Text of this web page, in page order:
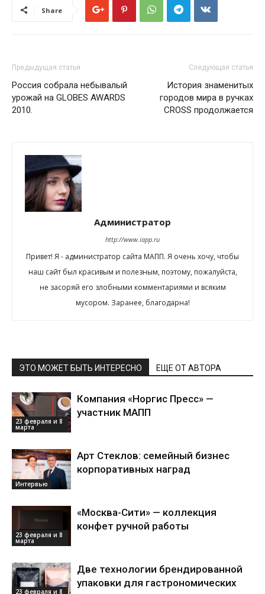
Share
Предыдущая статья
Россия собрала небывалый
урожай на GLOBES AWARDS
2010.
Следующая статья
История знаменитых
городов мира в ручках
CROSS продолжается
Администратор
http://www.iapp.ru
Привет! Я - администратор сайта МАПП. Я очень хочу, чтобы
наш сайт был красивым и полезным, поэтому, пожалуйста,
не засоряй его злобными комментариями и всяким
мусором. Заранее, благодарна!
ЭТО МОЖЕТ БЫТЬ ИНТЕРЕСНО ЕЩЕ ОТ АВТОРА
23 февраля и 8
марта
Компания «Норгис Пресс» —
участник МАПП
Интервью
Арт Стеклов: семейный бизнес
корпоративных наград
23 февраля и 8
марта
«Москва-Сити» — коллекция
конфет ручной работы
23 февраля и 8
Две технологии брендированной
упаковки для гастрономических